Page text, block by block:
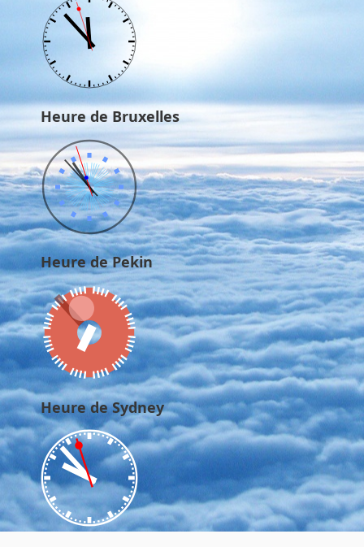
Heure de Bruxelles
Heure de Pekin
Heure de Sydney